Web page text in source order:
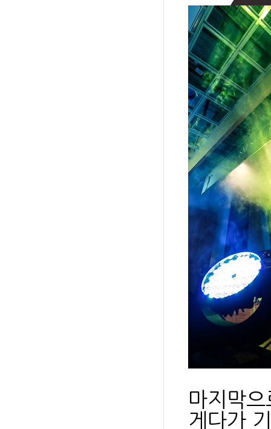
마지막
게다가